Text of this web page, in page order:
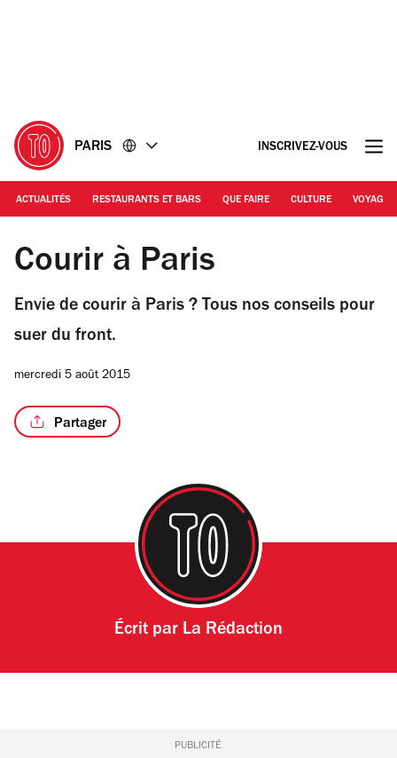
PARIS INSCRIVEZ-VOUS
ACTUALITÉS RESTAURANTS ET BARS QUE FAIRE CULTURE VOYAGE
©Flickr/EtienneNarcy/ Courir Paris
Courir à Paris
Envie de courir à Paris ? Tous nos conseils pour
suer du front.
mercredi 5 août 2015
Partager
Écrit par La Rédaction
PUBLICITÉ